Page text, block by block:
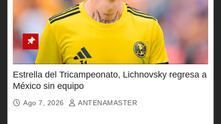
Estrella del Tricampeonato, Lichnovsky regresa a
México sin equipo
Ago 7, 2026 ANTENAMASTER